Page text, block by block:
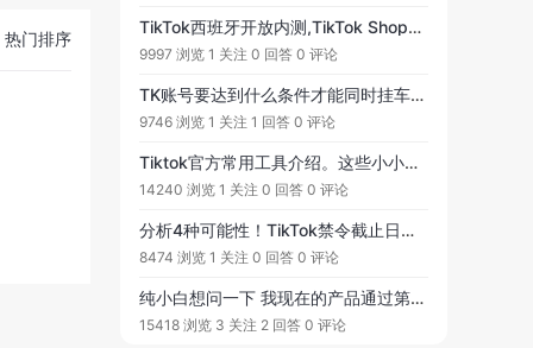
热门排序
TikTok西班牙开放内测,TikTok Shop公布了其扩张计划，计划于2024年7月1日正式进军西班牙市场...
9997 浏览 1 关注 0 回答 0 评论
TK账号要达到什么条件才能同时挂车多个商品链接呀？
9746 浏览 1 关注 1 回答 0 评论
Tiktok官方常用工具介绍。这些小小的技巧你都知道吗？快速找到某个账号、某个标签，TikTok创作者市场有什么用？
14240 浏览 1 关注 0 回答 0 评论
分析4种可能性！TikTok禁令截止日期将近，特朗普能否拯救TikTok？
8474 浏览 1 关注 0 回答 0 评论
纯小白想问一下 我现在的产品通过第三方在tiktok分销 如果一年以后我自己开tiktok会有什么影响么
15418 浏览 3 关注 2 回答 0 评论